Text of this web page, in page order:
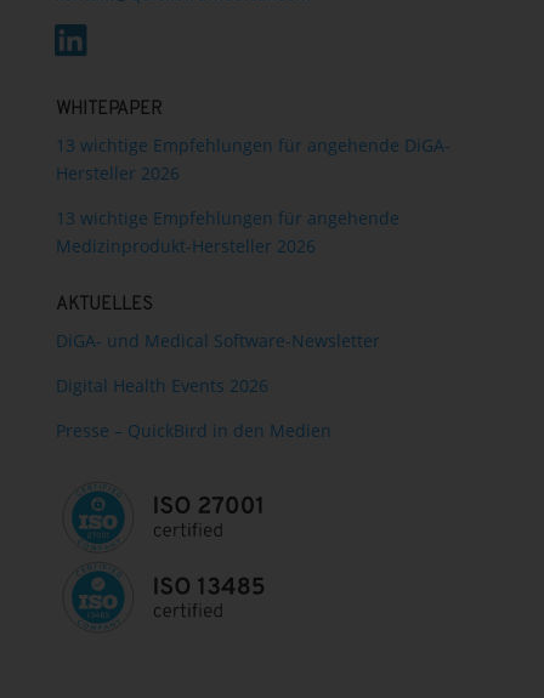
WHITEPAPER
13 wichtige Empfehlungen für angehende DiGA-
Hersteller 2026
13 wichtige Empfehlungen für angehende
Medizinprodukt-Hersteller 2026
AKTUELLES
DiGA- und Medical Software-Newsletter
Digital Health Events 2026
Presse – QuickBird in den Medien